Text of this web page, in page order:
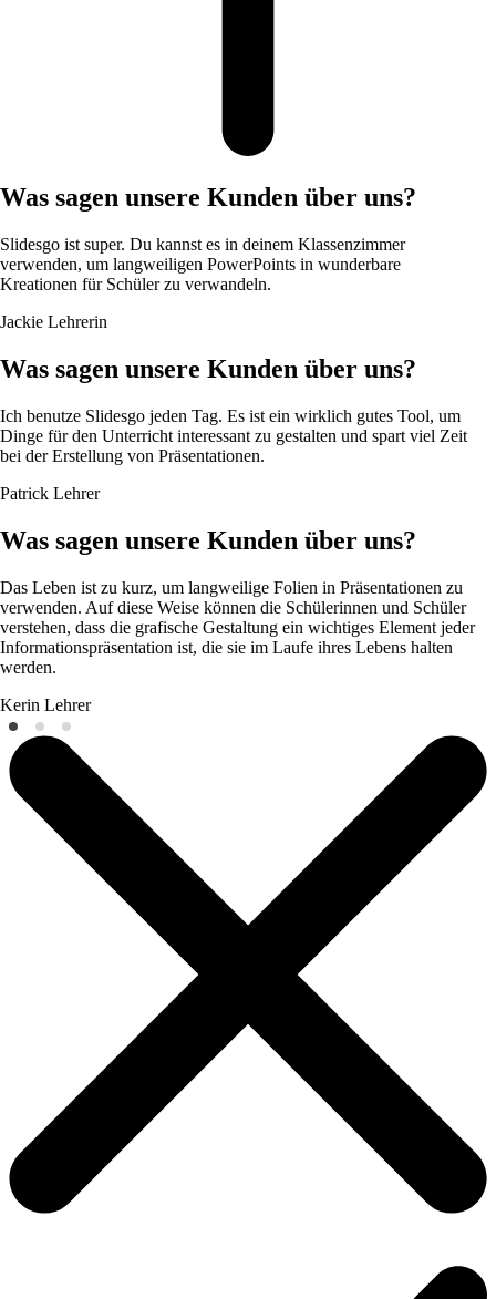
Was sagen unsere Kunden über uns?
Slidesgo ist super. Du kannst es in deinem Klassenzimmer
verwenden, um langweiligen PowerPoints in wunderbare
Kreationen für Schüler zu verwandeln.
Jackie Lehrerin
Was sagen unsere Kunden über uns?
Ich benutze Slidesgo jeden Tag. Es ist ein wirklich gutes Tool, um
Dinge für den Unterricht interessant zu gestalten und spart viel Zeit
bei der Erstellung von Präsentationen.
Patrick Lehrer
Was sagen unsere Kunden über uns?
Das Leben ist zu kurz, um langweilige Folien in Präsentationen zu
verwenden. Auf diese Weise können die Schülerinnen und Schüler
verstehen, dass die grafische Gestaltung ein wichtiges Element jeder
Informationspräsentation ist, die sie im Laufe ihres Lebens halten
werden.
Kerin Lehrer